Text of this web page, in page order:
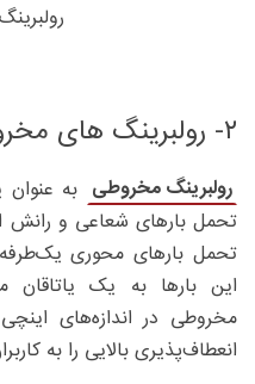
۲- رولبرینگ‌ های مخروطی
رولبرینگ مخروطی به عنوان
تحمل بارهای شعاعی و رانش
تحمل بارهای محوری یک‌طرفه
این بارها به یک یاتاقان
مخروطی در اندازه‌های
انعطاف‌پذیری بالایی را به